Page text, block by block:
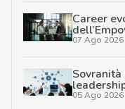
Career
07 Ago 2026
05 Ago 2026